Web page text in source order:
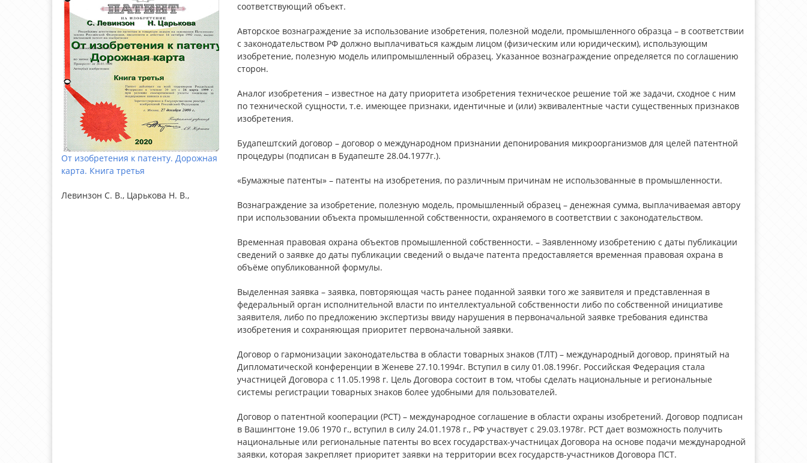
От изобретения к патенту. Дорожная
карта. Книга третья
Левинзон С. В., Царькова Н. В.,
соответствующий объект.
Авторское вознаграждение за использование изобретения, полезной модели, промышленного образца – в соответствии
с законодательством РФ должно выплачиваться каждым лицом (физическим или юридическим), использующим
изобретение, полезную модель илипромышленный образец. Указанное вознаграждение определяется по соглашению
сторон.
Аналог изобретения – известное на дату приоритета изобретения техническое решение той же задачи, сходное с ним
по технической сущности, т.е. имеющее признаки, идентичные и (или) эквивалентные части существенных признаков
изобретения.
Будапештский договор – договор о международном признании депонирования микроорганизмов для целей патентной
процедуры (подписан в Будапеште 28.04.1977г.).
«Бумажные патенты» – патенты на изобретения, по различным причинам не использованные в промышленности.
Вознаграждение за изобретение, полезную модель, промышленный образец – денежная сумма, выплачиваемая автору
при использовании объекта промышленной собственности, охраняемого в соответствии с законодательством.
Временная правовая охрана объектов промышленной собственности. – Заявленному изобретению с даты публикации
сведений о заявке до даты публикации сведений о выдаче патента предоставляется временная правовая охрана в
объёме опубликованной формулы.
Выделенная заявка – заявка, повторяющая часть ранее поданной заявки того же заявителя и представленная в
федеральный орган исполнительной власти по интеллектуальной собственности либо по собственной инициативе
заявителя, либо по предложению экспертизы ввиду нарушения в первоначальной заявке требования единства
изобретения и сохраняющая приоритет первоначальной заявки.
Договор о гармонизации законодательства в области товарных знаков (ТЛТ) – международный договор, принятый на
Дипломатической конференции в Женеве 27.10.1994г. Вступил в силу 01.08.1996г. Российская Федерация стала
участницей Договора с 11.05.1998 г. Цель Договора состоит в том, чтобы сделать национальные и региональные
системы регистрации товарных знаков более удобными для пользователей.
Договор о патентной кооперации (PCT) – международное соглашение в области охраны изобретений. Договор подписан
в Вашингтоне 19.06 1970 г., вступил в силу 24.01.1978 г., РФ участвует с 29.03.1978г. РСТ дает возможность получить
национальные или региональные патенты во всех государствах-участницах Договора на основе подачи международной
заявки, которая закрепляет приоритет заявки на территории всех государств-участников Договора ПСТ.